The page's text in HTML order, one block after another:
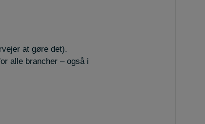
at gøre det).
alle brancher – også i